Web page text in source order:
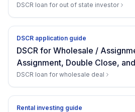
DSCR loan for out of state investor
DSCR application guide
DSCR for Wholesale /
Assignment, Double Close,
DSCR loan for wholesale deal
Rental investing guide